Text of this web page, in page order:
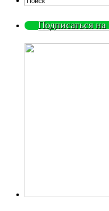
Подписаться на